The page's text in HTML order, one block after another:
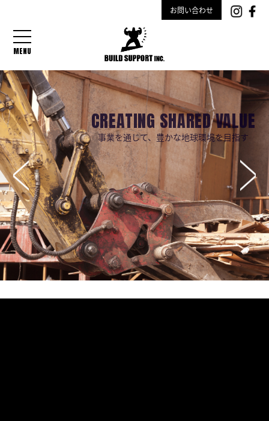
お問い合わせ
MENU
CREATING SHARED VALUE
事業を通じて、豊かな地球環境を目指す